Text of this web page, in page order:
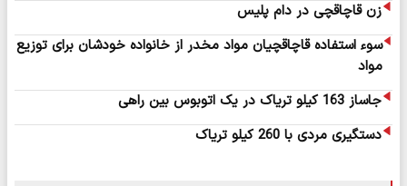
زن قاچاقچی در دام پلیس
سوء استفاده قاچاقچیان مواد مخدر از خانواده خودشان برای توزیع
مواد
جاساز 163 کیلو تریاک در یک اتوبوس بین راهی
دستگیری مردی با 260 کیلو تریاک